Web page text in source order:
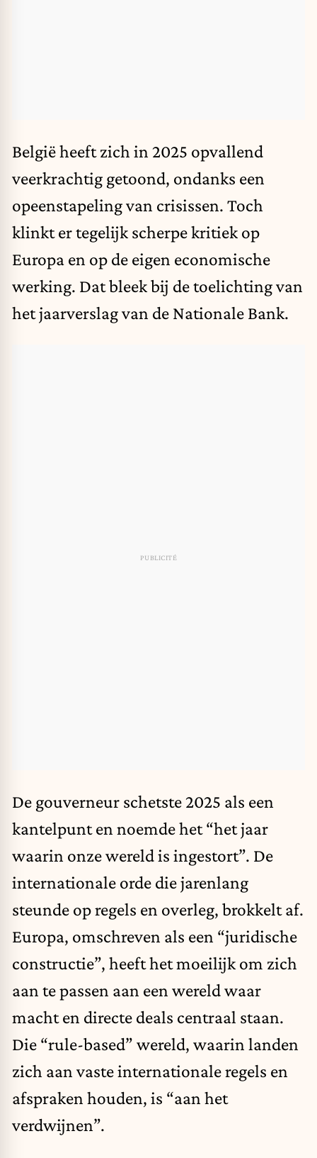
België heeft zich in 2025 opvallend
veerkrachtig getoond, ondanks een
opeenstapeling van crisissen. Toch
klinkt er tegelijk scherpe kritiek op
Europa en op de eigen economische
werking. Dat bleek bij de toelichting van
het jaarverslag van de Nationale Bank.
De gouverneur schetste 2025 als een
kantelpunt en noemde het “het jaar
waarin onze wereld is ingestort”. De
internationale orde die jarenlang
steunde op regels en overleg, brokkelt af.
Europa, omschreven als een “juridische
constructie”, heeft het moeilijk om zich
aan te passen aan een wereld waar
macht en directe deals centraal staan.
Die “rule-based” wereld, waarin landen
zich aan vaste internationale regels en
afspraken houden, is “aan het
verdwijnen”.